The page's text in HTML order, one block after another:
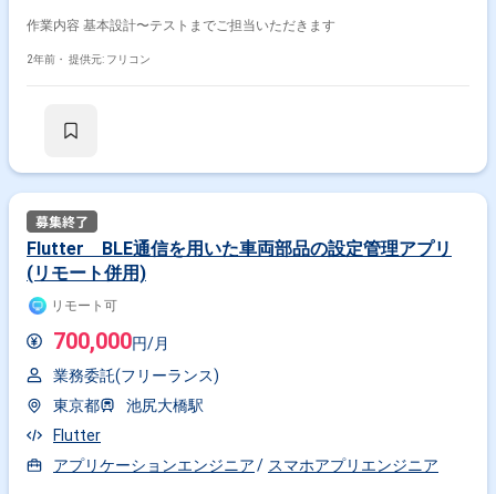
作業内容 基本設計〜テストまでご担当いただきます
2年前・ 提供元: フリコン
Flutter BLE通信を用いた車両部品の設定管理アプリ
(リモート併用)
リモート可
700,000円/月
業務委託(フリーランス)
東京都
池尻大橋駅
Flutter
アプリケーションエンジニア
スマホアプリエンジニア